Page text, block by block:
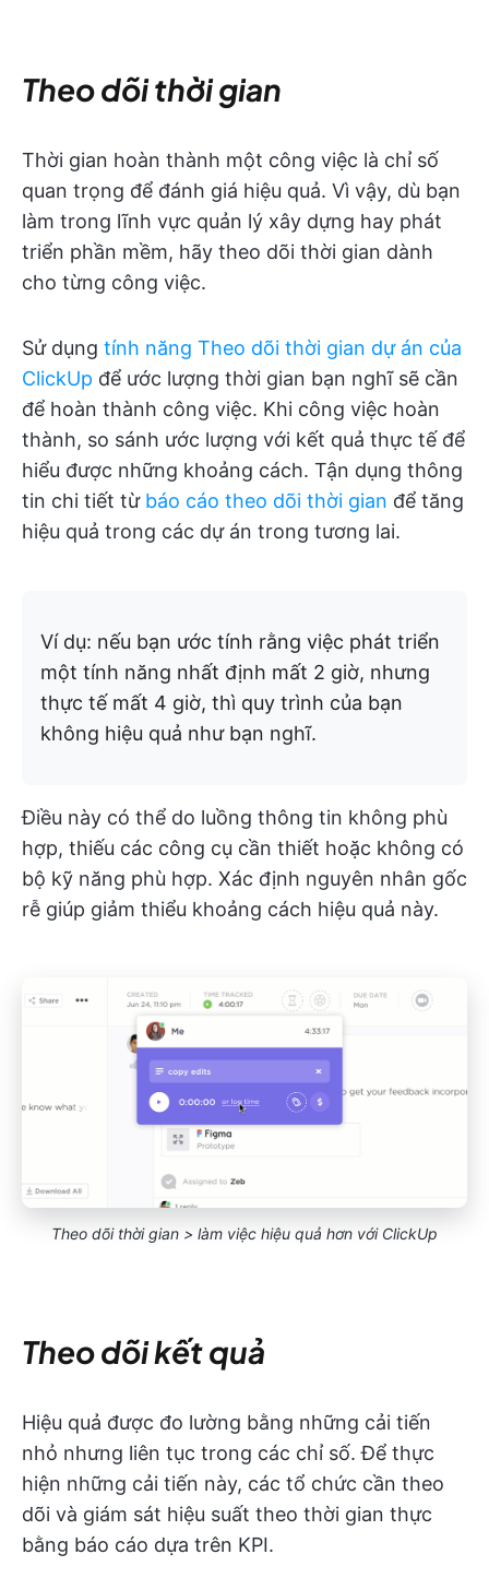
Theo dõi thời gian
Thời gian hoàn thành một công việc là chỉ số
quan trọng để đánh giá hiệu quả. Vì vậy, dù bạn
làm trong lĩnh vực quản lý xây dựng hay phát
triển phần mềm, hãy theo dõi thời gian dành
cho từng công việc.
Sử dụng tính năng Theo dõi thời gian dự án của
ClickUp để ước lượng thời gian bạn nghĩ sẽ cần
để hoàn thành công việc. Khi công việc hoàn
thành, so sánh ước lượng với kết quả thực tế để
hiểu được những khoảng cách. Tận dụng thông
tin chi tiết từ báo cáo theo dõi thời gian để tăng
hiệu quả trong các dự án trong tương lai.
Ví dụ: nếu bạn ước tính rằng việc phát triển
một tính năng nhất định mất 2 giờ, nhưng
thực tế mất 4 giờ, thì quy trình của bạn
không hiệu quả như bạn nghĩ.
Điều này có thể do luồng thông tin không phù
hợp, thiếu các công cụ cần thiết hoặc không có
bộ kỹ năng phù hợp. Xác định nguyên nhân gốc
rễ giúp giảm thiểu khoảng cách hiệu quả này.
Theo dõi thời gian > làm việc hiệu quả hơn với ClickUp
Theo dõi kết quả
Hiệu quả được đo lường bằng những cải tiến
nhỏ nhưng liên tục trong các chỉ số. Để thực
hiện những cải tiến này, các tổ chức cần theo
dõi và giám sát hiệu suất theo thời gian thực
bằng báo cáo dựa trên KPI.